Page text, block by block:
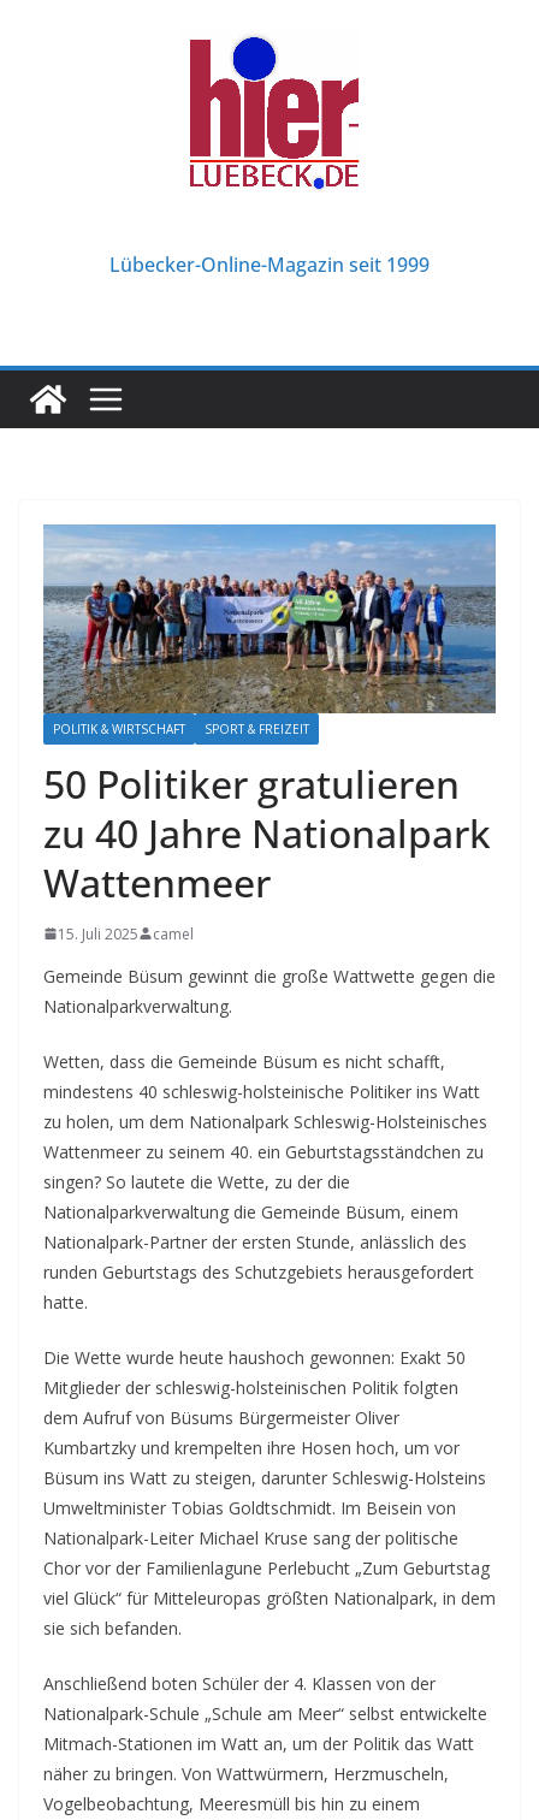
Lübecker-Online-Magazin seit 1999
POLITIK & WIRTSCHAFT SPORT & FREIZEIT
50 Politiker gratulieren
zu 40 Jahre Nationalpark
Wattenmeer
15. Juli 2025 camel
Gemeinde Büsum gewinnt die große Wattwette gegen die
Nationalparkverwaltung.
Wetten, dass die Gemeinde Büsum es nicht schafft,
mindestens 40 schleswig-holsteinische Politiker ins Watt
zu holen, um dem Nationalpark Schleswig-Holsteinisches
Wattenmeer zu seinem 40. ein Geburtstagsständchen zu
singen? So lautete die Wette, zu der die
Nationalparkverwaltung die Gemeinde Büsum, einem
Nationalpark-Partner der ersten Stunde, anlässlich des
runden Geburtstags des Schutzgebiets herausgefordert
hatte.
Die Wette wurde heute haushoch gewonnen: Exakt 50
Mitglieder der schleswig-holsteinischen Politik folgten
dem Aufruf von Büsums Bürgermeister Oliver
Kumbartzky und krempelten ihre Hosen hoch, um vor
Büsum ins Watt zu steigen, darunter Schleswig-Holsteins
Umweltminister Tobias Goldtschmidt. Im Beisein von
Nationalpark-Leiter Michael Kruse sang der politische
Chor vor der Familienlagune Perlebucht „Zum Geburtstag
viel Glück“ für Mitteleuropas größten Nationalpark, in dem
sie sich befanden.
Anschließend boten Schüler der 4. Klassen von der
Nationalpark-Schule „Schule am Meer“ selbst entwickelte
Mitmach-Stationen im Watt an, um der Politik das Watt
näher zu bringen. Von Wattwürmern, Herzmuscheln,
Vogelbeobachtung, Meeresmüll bis hin zu einem